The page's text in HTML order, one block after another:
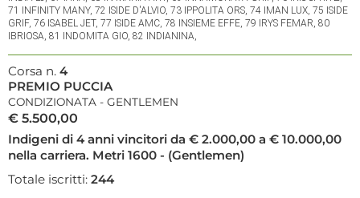
71 INFINITY MANY, 72 ISIDE D'ALVIO, 73 IPPOLITA ORS, 74 IMAN LUX, 75 ISIDE
GRIF, 76 ISABEL JET, 77 ISIDE AMC, 78 INSIEME EFFE, 79 IRYS FEMAR, 80
IBRIOSA, 81 INDOMITA GIO, 82 INDIANINA,
Corsa n. 4
PREMIO PUCCIA
CONDIZIONATA - GENTLEMEN
€ 5.500,00
Indigeni di 4 anni vincitori da € 2.000,00 a € 10.000,00
nella carriera. Metri 1600 - (Gentlemen)
Totale iscritti: 244